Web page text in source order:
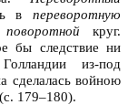
в переворотную
поворотной круг.
бы следствие ни
из-под
сделалась войною
179–180).